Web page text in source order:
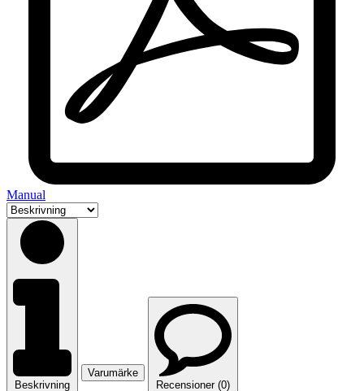
Manual
Beskrivning
Varumärke
Recensioner (0)